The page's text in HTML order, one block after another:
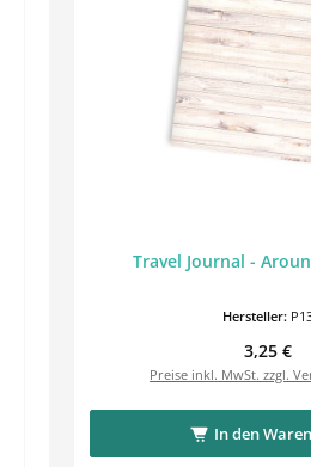
Travel Journal -
Hersteller:
3,25 €
Preise inkl. MwSt. zzgl.
In den